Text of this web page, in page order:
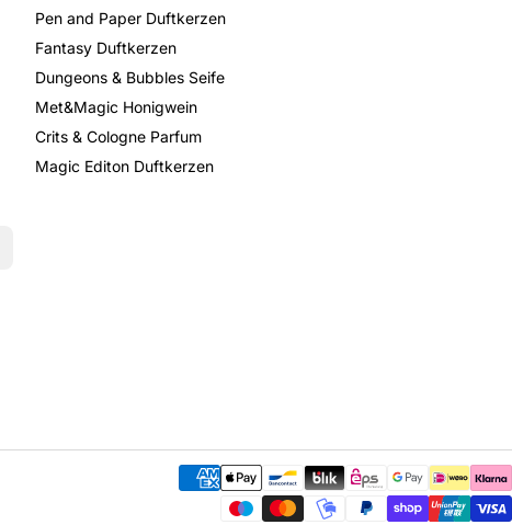
Pen and Paper Duftkerzen
Fantasy Duftkerzen
Dungeons & Bubbles Seife
Met&Magic Honigwein
Crits & Cologne Parfum
Magic Editon Duftkerzen
Zahlungsmethoden